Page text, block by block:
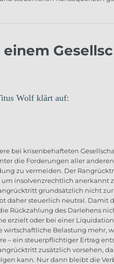
Wolf klärt auf:
bei krisenbehafteten
die Forderungen aller
zu vermeiden. Der
insolvenzrechtlich anerkannt
grundsätzlich nicht
daher steuerlich neutral. Damit
Rückzahlung des Darlehens
erzielt oder bei einer
Belastung mehr,
– ein steuerpflichtiger Ertrag
zusätzlich vorsehen,
kann. Nur dann bleibt die